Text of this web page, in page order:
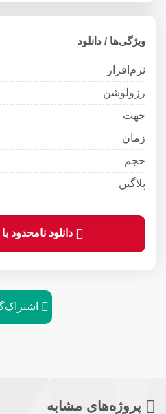
ویژگی‌ها / دانلود
نرم‌افزار
رزولوشن
جهت
زمان
حجم
پلاگین
دانلود نامحدود
پروژه‌های مشابه